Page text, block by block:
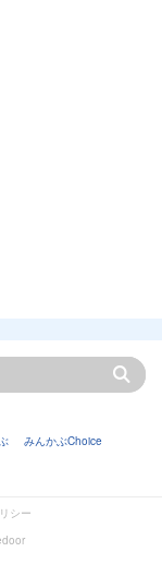
みんかぶChoice
シー